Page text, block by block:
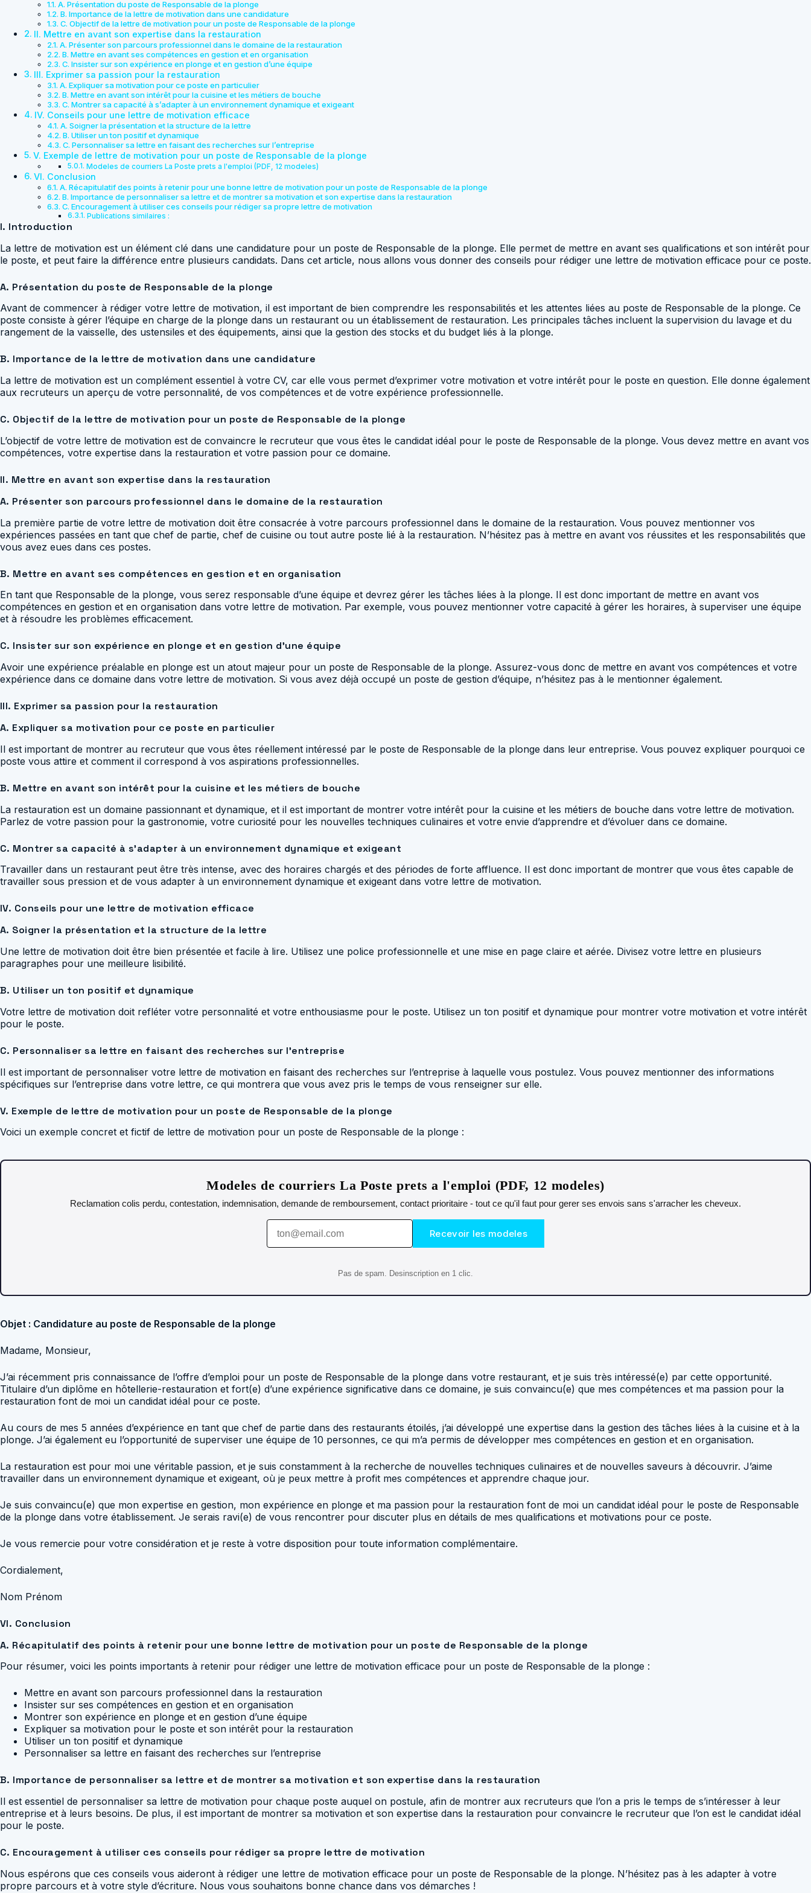
A. Présentation du poste de Responsable de la plonge
B. Importance de la lettre de motivation dans une candidature
C. Objectif de la lettre de motivation pour un poste de Responsable de la plonge
II. Mettre en avant son expertise dans la restauration
A. Présenter son parcours professionnel dans le domaine de la restauration
B. Mettre en avant ses compétences en gestion et en organisation
C. Insister sur son expérience en plonge et en gestion d’une équipe
III. Exprimer sa passion pour la restauration
A. Expliquer sa motivation pour ce poste en particulier
B. Mettre en avant son intérêt pour la cuisine et les métiers de bouche
C. Montrer sa capacité à s’adapter à un environnement dynamique et exigeant
IV. Conseils pour une lettre de motivation efficace
A. Soigner la présentation et la structure de la lettre
B. Utiliser un ton positif et dynamique
C. Personnaliser sa lettre en faisant des recherches sur l’entreprise
V. Exemple de lettre de motivation pour un poste de Responsable de la plonge
Modeles de courriers La Poste prets a l'emploi (PDF, 12 modeles)
VI. Conclusion
A. Récapitulatif des points à retenir pour une bonne lettre de motivation pour un poste de Responsable de la plonge
B. Importance de personnaliser sa lettre et de montrer sa motivation et son expertise dans la restauration
C. Encouragement à utiliser ces conseils pour rédiger sa propre lettre de motivation
Publications similaires :
I. Introduction
La lettre de motivation est un élément clé dans une candidature pour un poste de Responsable de la plonge. Elle permet de mettre en avant ses qualifications et son intérêt pour
le poste, et peut faire la différence entre plusieurs candidats. Dans cet article, nous allons vous donner des conseils pour rédiger une lettre de motivation efficace pour ce poste.
A. Présentation du poste de Responsable de la plonge
Avant de commencer à rédiger votre lettre de motivation, il est important de bien comprendre les responsabilités et les attentes liées au poste de Responsable de la plonge. Ce
poste consiste à gérer l’équipe en charge de la plonge dans un restaurant ou un établissement de restauration. Les principales tâches incluent la supervision du lavage et du
rangement de la vaisselle, des ustensiles et des équipements, ainsi que la gestion des stocks et du budget liés à la plonge.
B. Importance de la lettre de motivation dans une candidature
La lettre de motivation est un complément essentiel à votre CV, car elle vous permet d’exprimer votre motivation et votre intérêt pour le poste en question. Elle donne également
aux recruteurs un aperçu de votre personnalité, de vos compétences et de votre expérience professionnelle.
C. Objectif de la lettre de motivation pour un poste de Responsable de la plonge
L’objectif de votre lettre de motivation est de convaincre le recruteur que vous êtes le candidat idéal pour le poste de Responsable de la plonge. Vous devez mettre en avant vos
compétences, votre expertise dans la restauration et votre passion pour ce domaine.
II. Mettre en avant son expertise dans la restauration
A. Présenter son parcours professionnel dans le domaine de la restauration
La première partie de votre lettre de motivation doit être consacrée à votre parcours professionnel dans le domaine de la restauration. Vous pouvez mentionner vos
expériences passées en tant que chef de partie, chef de cuisine ou tout autre poste lié à la restauration. N’hésitez pas à mettre en avant vos réussites et les responsabilités que
vous avez eues dans ces postes.
B. Mettre en avant ses compétences en gestion et en organisation
En tant que Responsable de la plonge, vous serez responsable d’une équipe et devrez gérer les tâches liées à la plonge. Il est donc important de mettre en avant vos
compétences en gestion et en organisation dans votre lettre de motivation. Par exemple, vous pouvez mentionner votre capacité à gérer les horaires, à superviser une équipe
et à résoudre les problèmes efficacement.
C. Insister sur son expérience en plonge et en gestion d’une équipe
Avoir une expérience préalable en plonge est un atout majeur pour un poste de Responsable de la plonge. Assurez-vous donc de mettre en avant vos compétences et votre
expérience dans ce domaine dans votre lettre de motivation. Si vous avez déjà occupé un poste de gestion d’équipe, n’hésitez pas à le mentionner également.
III. Exprimer sa passion pour la restauration
A. Expliquer sa motivation pour ce poste en particulier
Il est important de montrer au recruteur que vous êtes réellement intéressé par le poste de Responsable de la plonge dans leur entreprise. Vous pouvez expliquer pourquoi ce
poste vous attire et comment il correspond à vos aspirations professionnelles.
B. Mettre en avant son intérêt pour la cuisine et les métiers de bouche
La restauration est un domaine passionnant et dynamique, et il est important de montrer votre intérêt pour la cuisine et les métiers de bouche dans votre lettre de motivation.
Parlez de votre passion pour la gastronomie, votre curiosité pour les nouvelles techniques culinaires et votre envie d’apprendre et d’évoluer dans ce domaine.
C. Montrer sa capacité à s’adapter à un environnement dynamique et exigeant
Travailler dans un restaurant peut être très intense, avec des horaires chargés et des périodes de forte affluence. Il est donc important de montrer que vous êtes capable de
travailler sous pression et de vous adapter à un environnement dynamique et exigeant dans votre lettre de motivation.
IV. Conseils pour une lettre de motivation efficace
A. Soigner la présentation et la structure de la lettre
Une lettre de motivation doit être bien présentée et facile à lire. Utilisez une police professionnelle et une mise en page claire et aérée. Divisez votre lettre en plusieurs
paragraphes pour une meilleure lisibilité.
B. Utiliser un ton positif et dynamique
Votre lettre de motivation doit refléter votre personnalité et votre enthousiasme pour le poste. Utilisez un ton positif et dynamique pour montrer votre motivation et votre intérêt
pour le poste.
C. Personnaliser sa lettre en faisant des recherches sur l’entreprise
Il est important de personnaliser votre lettre de motivation en faisant des recherches sur l’entreprise à laquelle vous postulez. Vous pouvez mentionner des informations
spécifiques sur l’entreprise dans votre lettre, ce qui montrera que vous avez pris le temps de vous renseigner sur elle.
V. Exemple de lettre de motivation pour un poste de Responsable de la plonge
Voici un exemple concret et fictif de lettre de motivation pour un poste de Responsable de la plonge :
Modeles de courriers La Poste prets a l'emploi (PDF, 12 modeles)
Reclamation colis perdu, contestation, indemnisation, demande de remboursement, contact prioritaire - tout ce qu'il faut pour gerer ses envois sans s'arracher les cheveux.
Recevoir les modeles
Pas de spam. Desinscription en 1 clic.
Objet : Candidature au poste de Responsable de la plonge
Madame, Monsieur,
J’ai récemment pris connaissance de l’offre d’emploi pour un poste de Responsable de la plonge dans votre restaurant, et je suis très intéressé(e) par cette opportunité.
Titulaire d’un diplôme en hôtellerie-restauration et fort(e) d’une expérience significative dans ce domaine, je suis convaincu(e) que mes compétences et ma passion pour la
restauration font de moi un candidat idéal pour ce poste.
Au cours de mes 5 années d’expérience en tant que chef de partie dans des restaurants étoilés, j’ai développé une expertise dans la gestion des tâches liées à la cuisine et à la
plonge. J’ai également eu l’opportunité de superviser une équipe de 10 personnes, ce qui m’a permis de développer mes compétences en gestion et en organisation.
La restauration est pour moi une véritable passion, et je suis constamment à la recherche de nouvelles techniques culinaires et de nouvelles saveurs à découvrir. J’aime
travailler dans un environnement dynamique et exigeant, où je peux mettre à profit mes compétences et apprendre chaque jour.
Je suis convaincu(e) que mon expertise en gestion, mon expérience en plonge et ma passion pour la restauration font de moi un candidat idéal pour le poste de Responsable
de la plonge dans votre établissement. Je serais ravi(e) de vous rencontrer pour discuter plus en détails de mes qualifications et motivations pour ce poste.
Je vous remercie pour votre considération et je reste à votre disposition pour toute information complémentaire.
Cordialement,
Nom Prénom
VI. Conclusion
A. Récapitulatif des points à retenir pour une bonne lettre de motivation pour un poste de Responsable de la plonge
Pour résumer, voici les points importants à retenir pour rédiger une lettre de motivation efficace pour un poste de Responsable de la plonge :
Mettre en avant son parcours professionnel dans la restauration
Insister sur ses compétences en gestion et en organisation
Montrer son expérience en plonge et en gestion d’une équipe
Expliquer sa motivation pour le poste et son intérêt pour la restauration
Utiliser un ton positif et dynamique
Personnaliser sa lettre en faisant des recherches sur l’entreprise
B. Importance de personnaliser sa lettre et de montrer sa motivation et son expertise dans la restauration
Il est essentiel de personnaliser sa lettre de motivation pour chaque poste auquel on postule, afin de montrer aux recruteurs que l’on a pris le temps de s’intéresser à leur
entreprise et à leurs besoins. De plus, il est important de montrer sa motivation et son expertise dans la restauration pour convaincre le recruteur que l’on est le candidat idéal
pour le poste.
C. Encouragement à utiliser ces conseils pour rédiger sa propre lettre de motivation
Nous espérons que ces conseils vous aideront à rédiger une lettre de motivation efficace pour un poste de Responsable de la plonge. N’hésitez pas à les adapter à votre
propre parcours et à votre style d’écriture. Nous vous souhaitons bonne chance dans vos démarches !